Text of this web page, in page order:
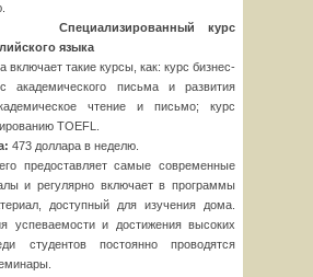
Специализированный курс
языка
включает такие курсы, как: курс бизнес-
академического письма и развития
чтение и письмо; курс
TOEFL.
473 доллара в неделю.
предоставляет самые современные
и регулярно включает в программы
доступный для изучения дома.
успеваемости и достижения высоких
студентов постоянно проводятся